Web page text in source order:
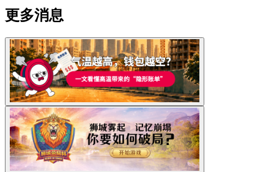
更多消息